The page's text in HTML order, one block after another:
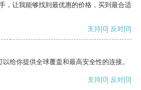
，让我能够找到最优惠的价格，买到最合适
支持[0] 反对[0]
给你提供全球覆盖和最高安全性的连接。
支持[0] 反对[0]